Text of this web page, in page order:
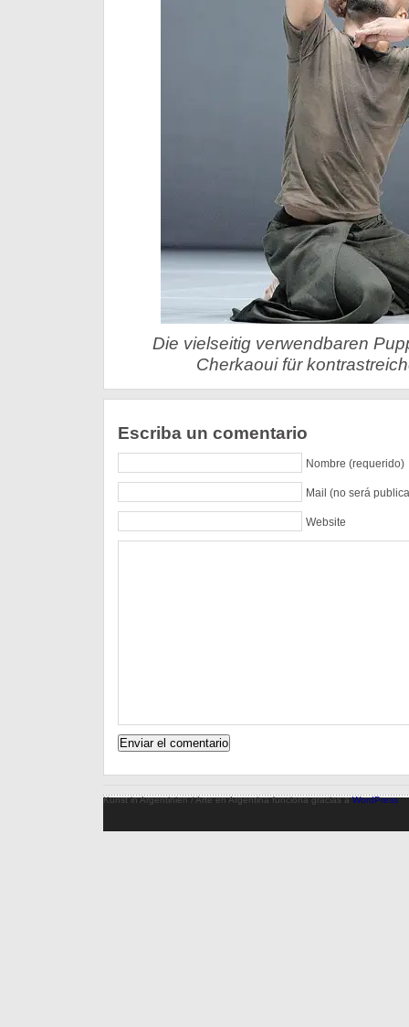
Die vielseitig verwendbaren
Cherkaoui für
Escriba un comentario
Nombre (requerido)
Mail (no será
Website
Kunst in Argentinien / Arte en Argentina funciona gracias aWordPress